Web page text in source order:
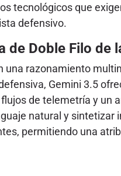
tecnológicos que
defensivo.
de Doble Filo de
una razonamiento
Gemini 3.5
de telemetría y un
natural y sintetizar
permitiendo una